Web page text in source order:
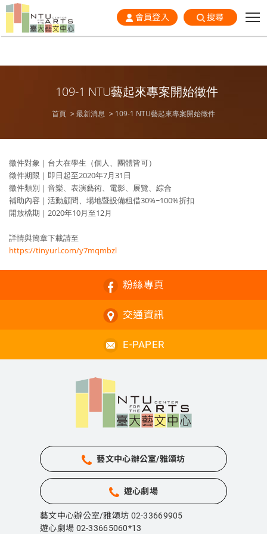
會員登入 搜尋
109-1 NTU藝起來專案開始徵件
首頁 最新消息 109-1 NTU藝起來專案開始徵件
徵件對象｜台大在學生（個人、團體皆可）
徵件期限｜即日起至2020年7月31日
徵件類別｜音樂、表演藝術、電影、展覽、綜合
補助內容｜活動顧問、場地暨設備租借30%~100%折扣
開放檔期｜2020年10月至12月
詳情與簡章下載請至
https://tinyurl.com/y7mqmbzl
粉絲專頁
交通資訊
E-PAPER
藝文中心辦公室/雅頌坊
遊心劇場
藝文中心辦公室/雅頌坊 02-33669905
遊心劇場 02-33665060*13